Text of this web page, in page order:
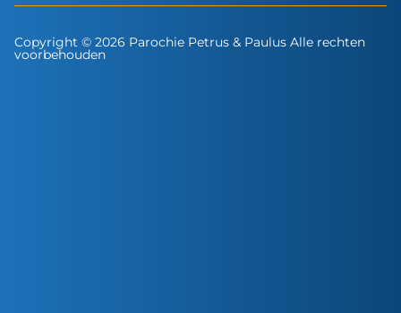
Copyright © 2026 Parochie Petrus & Paulus Alle rechten
voorbehouden